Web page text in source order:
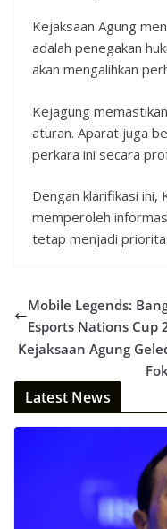
Kejaksaan Agung
adalah penegakan
akan mengalihkan
Kejagung
aturan. Aparat juga
perkara ini secara
Dengan klarifikasi ini,
memperoleh
tetap menjadi
Mobile Legends:
Esports Nations Cup
Kejaksaan Agung
Latest News